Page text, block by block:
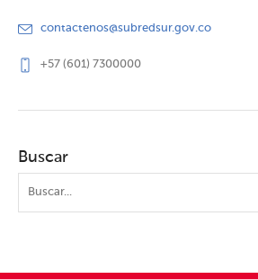
contactenos@subredsur.gov.co
+57 (601) 7300000
Buscar